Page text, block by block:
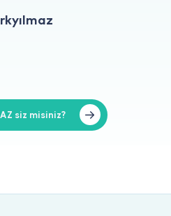
siz misiniz?